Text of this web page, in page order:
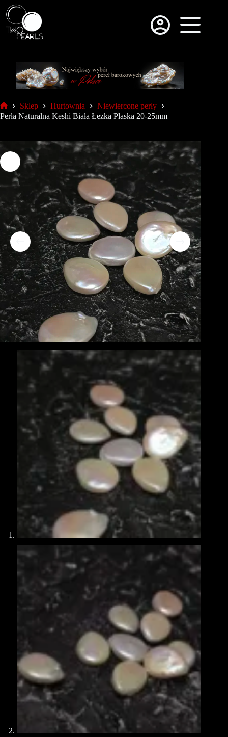
Sklep Hurtownia
Niewiercone perły
Perła Naturalna Keshi Biała Łezka Plaska 20-25mm